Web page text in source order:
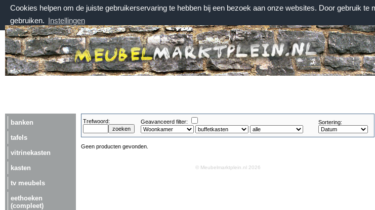
Cookies helpen om de juiste gebruikerservaring te hebben bij een bezoek aan onze websites. Door gebruik
gebruiken. Instellingen
vrijdag 7 augustus 2026, 19:08 uur
Welkom bij Meubelmarktplein.nl
Home | Contact |
banken
tafels
vitrinekasten
kasten
tv meubels
eethoeken
(compleet)
Trefwoord: Geavanceerd filter: Sortering:
Geen producten gevonden.
© Meubelmarktplein.nl 2026